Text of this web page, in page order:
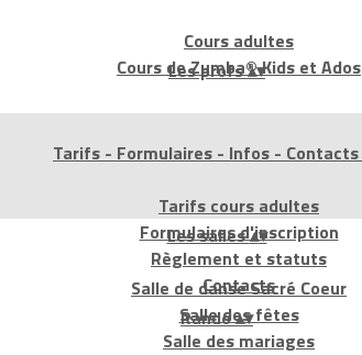
Cours adultes
Cours de Zumba® Kids et Ados
Les profs▴▾
Tarifs - Formulaires - Infos - Contacts
Tarifs cours adultes
Formulaires d'inscription
Règlement et statuts
Contacts
Les salles▴▾
Salle de danse Sacré Coeur
Salle des fêtes
Salle des mariages
Rando▴▾